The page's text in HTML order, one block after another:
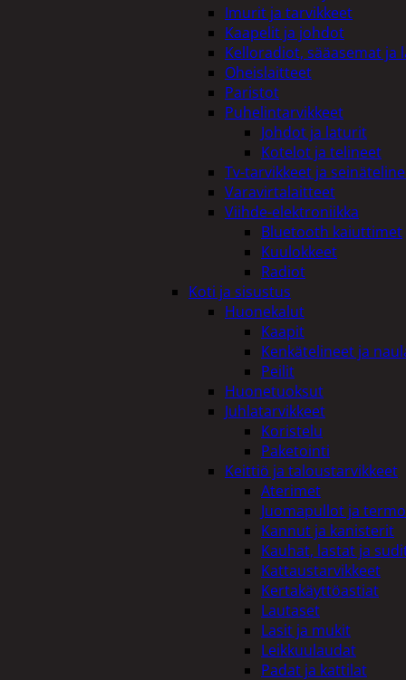
Imurit ja tarvikkeet
Kaapelit ja johdot
Kelloradiot, sääasemat
Oheislaitteet
Paristot
Puhelintarvikkeet
Johdot ja laturit
Kotelot ja telineet
Tv-tarvikkeet ja
Varavirtalaitteet
Viihde-elektroniikka
Bluetooth kaiuttimet
Kuulokkeet
Radiot
Koti ja sisustus
Huonekalut
Kaapit
Kenkätelineet ja
Peilit
Huonetuoksut
Juhlatarvikkeet
Koristelu
Paketointi
Keittiö ja taloustarvikkeet
Aterimet
Juomapullot ja
Kannut ja kanisterit
Kauhat, lastat ja
Kattaustarvikkeet
Kertakäyttöastiat
Lautaset
Lasit ja mukit
Leikkuulaudat
Padat ja kattilat